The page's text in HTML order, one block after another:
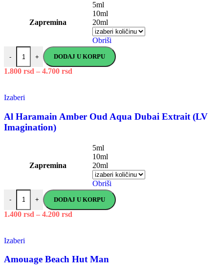
Zapremina
5ml
10ml
20ml
Obriši
- + DODAJ U KORPU
1.800 rsd – 4.700 rsd
Izaberi
Al Haramain Amber Oud Aqua Dubai Extrait (LV
Imagination)
Zapremina
5ml
10ml
20ml
Obriši
- + DODAJ U KORPU
1.400 rsd – 4.200 rsd
Izaberi
Amouage Beach Hut Man